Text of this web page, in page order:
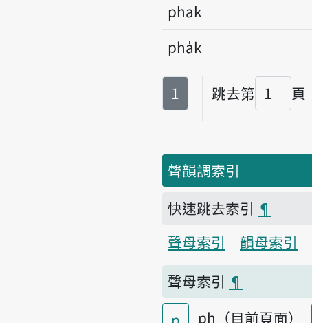
phak
pha̍k
第
1 跳去第
頁碼
頁
聲韻調索引
快速跳去索引 ¶
聲母索引
韻母索引
聲母索引 ¶
ph（目前頁面）